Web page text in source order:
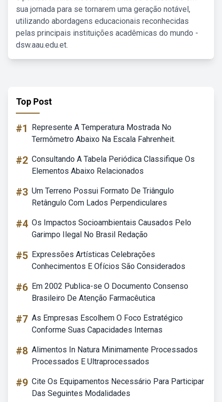
sua jornada para se tornarem uma geração notável,
utilizando abordagens educacionais reconhecidas
pelas principais instituições acadêmicas do mundo -
dsw.aau.edu.et.
Top Post
#1
Represente A Temperatura Mostrada No
Termômetro Abaixo Na Escala Fahrenheit.
#2 Consultando A Tabela Periódica Classifique Os
Elementos Abaixo Relacionados
#3 Um Terreno Possui Formato De Triângulo
Retângulo Com Lados Perpendiculares
#4 Os Impactos Socioambientais Causados Pelo
Garimpo Ilegal No Brasil Redação
#5 Expressões Artísticas Celebrações
Conhecimentos E Ofícios São Considerados
#6 Em 2002 Publica-se O Documento Consenso
Brasileiro De Atenção Farmacêutica
#7 As Empresas Escolhem O Foco Estratégico
Conforme Suas Capacidades Internas
#8 Alimentos In Natura Minimamente Processados
Processados E Ultraprocessados
#9 Cite Os Equipamentos Necessário Para Participar
Das Seguintes Modalidades